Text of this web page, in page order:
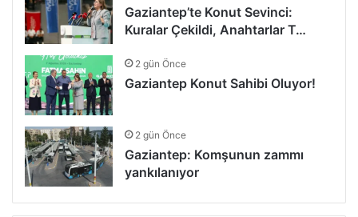
Gaziantep’te Konut Sevinci:
Kuralar Çekildi, Anahtarlar T…
2 gün Önce
Gaziantep Konut Sahibi Oluyor!
2 gün Önce
Gaziantep: Komşunun zammı
yankılanıyor